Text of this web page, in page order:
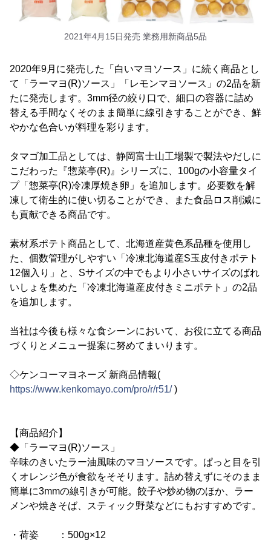
2021年4月15日発売 業務用新商品5品
2020年9月に発売した「白いマヨソース」に続く商品とし
て「ラーマヨ(R)ソース」「レモンマヨソース」の2品を新
たに発売します。3mm径の絞り口で、細口の容器に詰め
替える手間なくそのまま簡単に線引きすることができ、鮮
やかな色合いが料理を彩ります。
タマゴ加工品としては、静岡富士山工場製で製法やだしに
こだわった『惣菜亭(R)』シリーズに、100gの小容量タイ
プ「惣菜亭(R)冷凍厚焼き卵」を追加します。必要数を解
凍して衛生的に使い切ることができ、また食品ロス削減に
も貢献できる商品です。
素材系ポテト商品として、北海道産黄色系品種を使用し
た、個数管理がしやすい「冷凍北海道産S玉皮付きポテト
12個入り」と、Sサイズの中でもより小さいサイズのばれ
いしょを集めた「冷凍北海道産皮付きミニポテト」の2品
を追加します。
当社は今後も様々な食シーンにおいて、お役に立てる商品
づくりとメニュー提案に努めてまいります。
◇ケンコーマヨネーズ 新商品情報(
https://www.kenkomayo.com/pro/r/r51/)
【商品紹介】
◆「ラーマヨ(R)ソース」
辛味のきいたラー油風味のマヨソースです。ぱっと目を引
くオレンジ色が食欲をそそります。詰め替えずにそのまま
簡単に3mmの線引きが可能。餃子や炒め物のほか、ラー
メンや焼きそば、スティック野菜などにもおすすめです。
・荷姿 ：500g×12